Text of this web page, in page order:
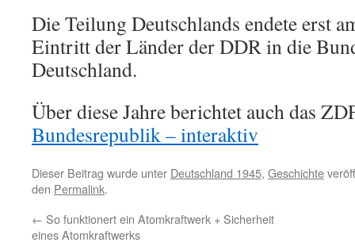
Die Teilung Deutschlands endete erst
Eintritt der Länder der DDR in die
Deutschland.
Über diese Jahre berichtet auch das
Bundesrepublik – interaktiv
Dieser Beitrag wurde unter Deutschland 1945, Geschichte
den Permalink.
← So funktionert ein Atomkraftwerk + Sicherheit
eines Atomkraftwerks